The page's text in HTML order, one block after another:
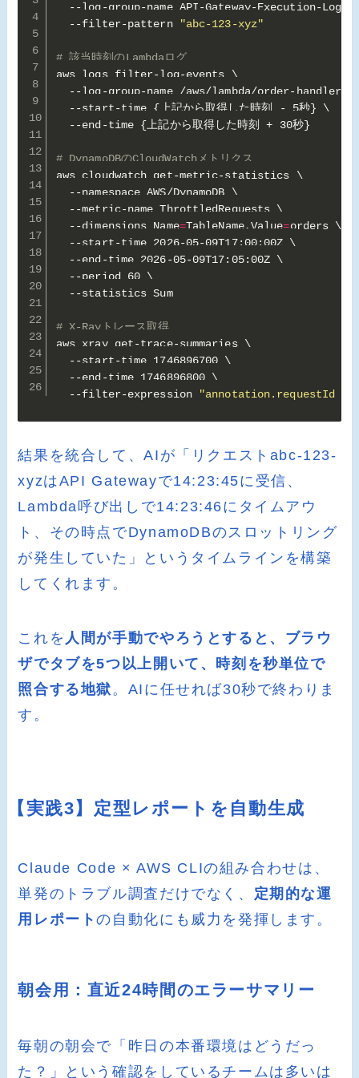
--log-group-name API-Gateway-Execution-
  --filter-pattern
"abc-123-xyz"
# 該当時刻のLambdaログ
aws logs filter-log-events \
  --log-group-name /aws/lambda/order-handler \
  --start-time
{ 上記から取得した時刻 - 5秒} \
  --end-time
{上記から取得した時刻 + 30秒}
# DynamoDBのCloudWatchメトリクス
aws cloudwatch get-metric-statistics \
  --namespace AWS/DynamoDB \
  --metric-name ThrottledRequests \
  --dimensions Name
=TableName,Value=orders \
  --start-time 2026-05-09T17:00:00Z \
  --end-time 2026-05-09T17:05:00Z \
  --period 60 \
  --statistics Sum
# X-Rayトレース取得
aws xray get-trace-summaries \
  --start-time 1746896700 \
  --end-time 1746896800 \
  --filter-expression
"annotation.requestId =
結果を統合して、AIが「リクエストabc-123-
xyzはAPI Gatewayで14:23:45に受信、
Lambda呼び出しで14:23:46にタイムアウ
ト、その時点でDynamoDBのスロットリング
が発生していた」というタイムラインを構築
してくれます。
これを 人間が手動でやろうとすると、ブラウ
ザでタブを5つ以上開いて、時刻を秒単位で
照合する地獄。AIに任せれば30秒で終わりま
す。
【実践3】定型レポートを自動生成
Claude Code × AWS CLIの組み合わせは、
単発のトラブル調査だけでなく、 定期的な運
用レポートの自動化にも威力を発揮します。
朝会用：直近24時間のエラーサマリー
毎朝の朝会で「昨日の本番環境はどうだっ
た？」という確認をしているチームは多いは